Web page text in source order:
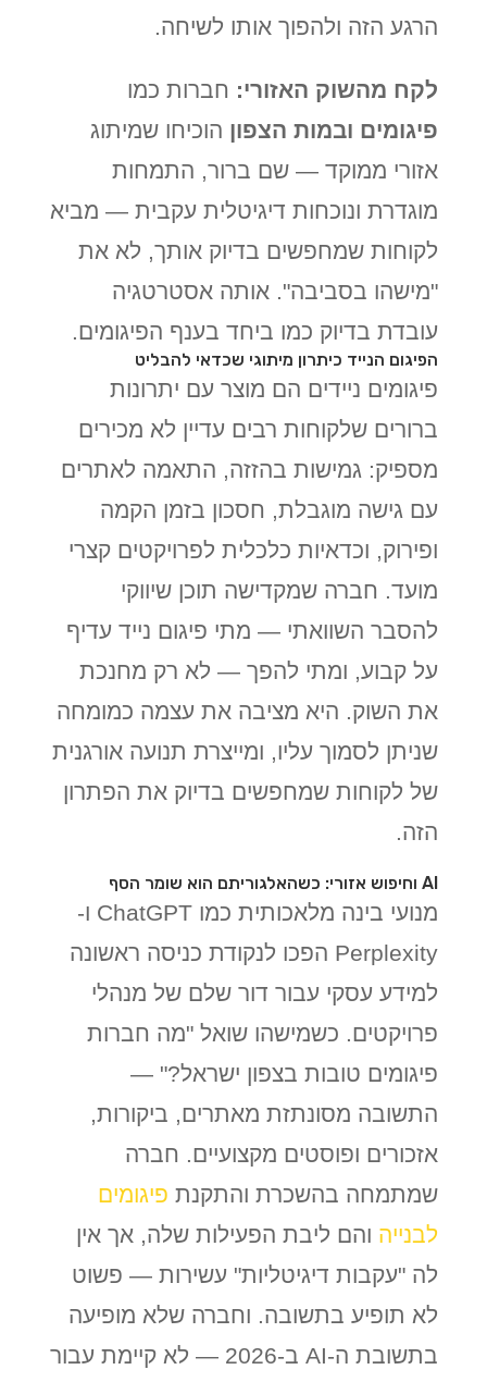
הרגע הזה ולהפוך אותו לשיחה.
לקח מהשוק האזורי: חברות כמו
פיגומים ובמות הצפון הוכיחו שמיתוג
אזורי ממוקד — שם ברור, התמחות
מוגדרת ונוכחות דיגיטלית עקבית — מביא
לקוחות שמחפשים בדיוק אותך, לא את
"מישהו בסביבה". אותה אסטרטגיה
עובדת בדיוק כמו ביחד בענף הפיגומים.
הפיגום הנייד כיתרון מיתוגי שכדאי להבליט
פיגומים ניידים הם מוצר עם יתרונות
ברורים שלקוחות רבים עדיין לא מכירים
מספיק: גמישות בהזזה, התאמה לאתרים
עם גישה מוגבלת, חסכון בזמן הקמה
ופירוק, וכדאיות כלכלית לפרויקטים קצרי
מועד. חברה שמקדישה תוכן שיווקי
להסבר השוואתי — מתי פיגום נייד עדיף
על קבוע, ומתי להפך — לא רק מחנכת
את השוק. היא מציבה את עצמה כמומחה
שניתן לסמוך עליו, ומייצרת תנועה אורגנית
של לקוחות שמחפשים בדיוק את הפתרון
הזה.
AI וחיפוש אזורי: כשהאלגוריתם הוא שומר הסף
מנועי בינה מלאכותית כמו ChatGPT ו-
Perplexity הפכו לנקודת כניסה ראשונה
למידע עסקי עבור דור שלם של מנהלי
פרויקטים. כשמישהו שואל "מה חברות
פיגומים טובות בצפון ישראל?" —
התשובה מסונתזת מאתרים, ביקורות,
אזכורים ופוסטים מקצועיים. חברה
שמתמחה בהשכרת והתקנת פיגומים
לבנייה והם ליבת הפעילות שלה, אך אין
לה "עקבות דיגיטליות" עשירות — פשוט
לא תופיע בתשובה. וחברה שלא מופיעה
בתשובת ה-AI ב-2026 — לא קיימת עבור